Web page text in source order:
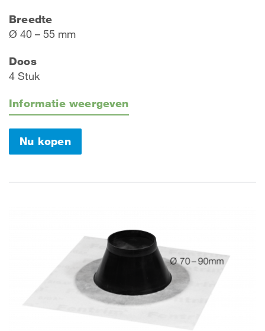
Breedte
Ø 40 – 55 mm
Doos
4 Stuk
Informatie weergeven
Nu kopen